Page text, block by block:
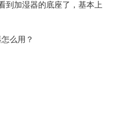
到加湿器的底座了，基本上